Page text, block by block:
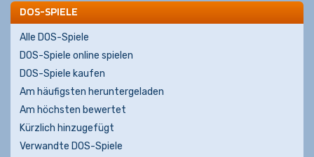
DOS-SPIELE
Alle DOS-Spiele
DOS-Spiele online spielen
DOS-Spiele kaufen
Am häufigsten heruntergeladen
Am höchsten bewertet
Kürzlich hinzugefügt
Verwandte DOS-Spiele